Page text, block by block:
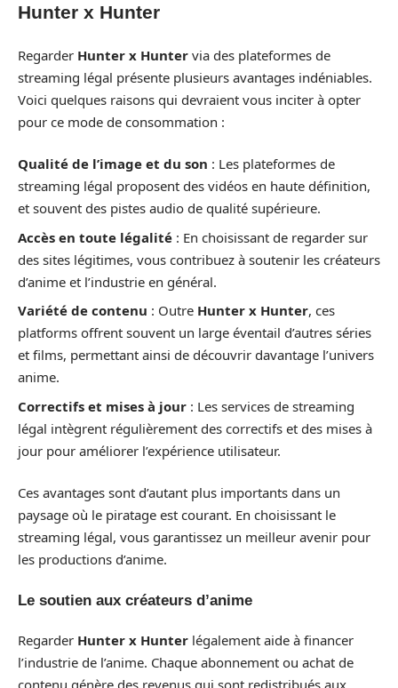
Hunter x Hunter
Regarder Hunter x Hunter via des plateformes de
streaming légal présente plusieurs avantages indéniables.
Voici quelques raisons qui devraient vous inciter à opter
pour ce mode de consommation :
Qualité de l’image et du son : Les plateformes de
streaming légal proposent des vidéos en haute définition,
et souvent des pistes audio de qualité supérieure.
Accès en toute légalité : En choisissant de regarder sur
des sites légitimes, vous contribuez à soutenir les créateurs
d’anime et l’industrie en général.
Variété de contenu : Outre Hunter x Hunter, ces
platforms offrent souvent un large éventail d’autres séries
et films, permettant ainsi de découvrir davantage l’univers
anime.
Correctifs et mises à jour : Les services de streaming
légal intègrent régulièrement des correctifs et des mises à
jour pour améliorer l’expérience utilisateur.
Ces avantages sont d’autant plus importants dans un
paysage où le piratage est courant. En choisissant le
streaming légal, vous garantissez un meilleur avenir pour
les productions d’anime.
Le soutien aux créateurs d’anime
Regarder Hunter x Hunter légalement aide à financer
l’industrie de l’anime. Chaque abonnement ou achat de